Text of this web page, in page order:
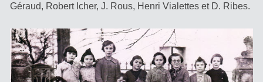
Géraud, Robert Icher, J. Rous, Henri Vialettes et D. Ribes.